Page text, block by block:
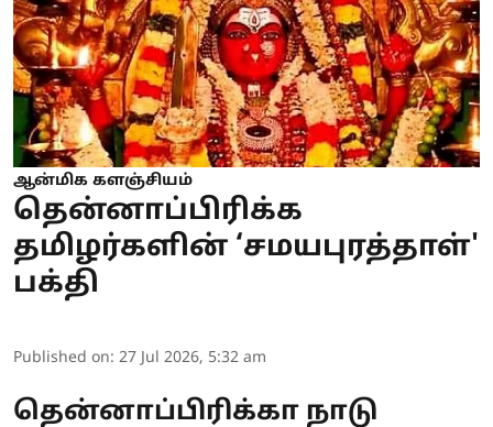
ஆன்மிக களஞ்சியம்
தென்னாப்பிரிக்க
தமிழர்களின் ‘சமயபுரத்தாள்'
பக்தி
Published on: 27 Jul 2026, 5:32 am
தென்னாப்பிரிக்கா நாடு